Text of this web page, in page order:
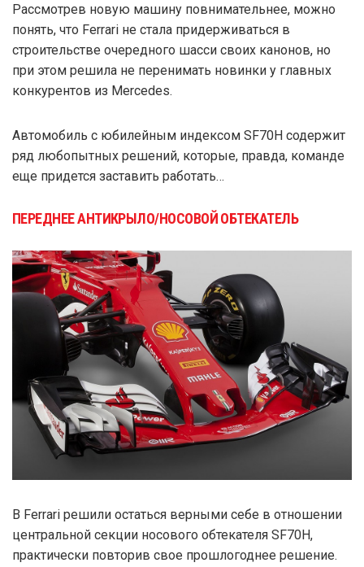
Рассмотрев новую машину повнимательнее, можно
понять, что Ferrari не стала придерживаться в
строительстве очередного шасси своих канонов, но
при этом решила не перенимать новинки у главных
конкурентов из Mercedes.
Автомобиль с юбилейным индексом SF70H содержит
ряд любопытных решений, которые, правда, команде
еще придется заставить работать…
ПЕРЕДНЕЕ АНТИКРЫЛО/НОСОВОЙ ОБТЕКАТЕЛЬ
В Ferrari решили остаться верными себе в отношении
центральной секции носового обтекателя SF70H,
практически повторив свое прошлогоднее решение.